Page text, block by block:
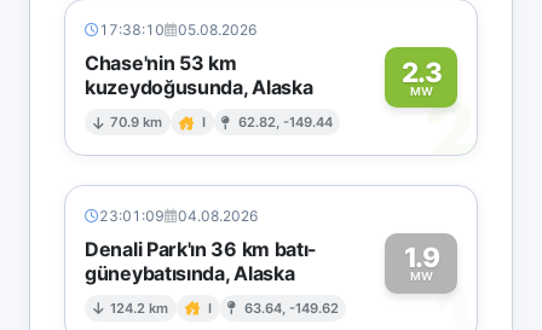
17:38:10 05.08.2026
Chase'nin 53 km
kuzeydoğusunda, Alaska
70.9 km I 62.82, -149.44
2.3
MW2
23:01:09 04.08.2026
Denali Park'ın 36 km batı-
güneybatısında, Alaska
124.2 km I 63.64, -149.62
1.9
MW